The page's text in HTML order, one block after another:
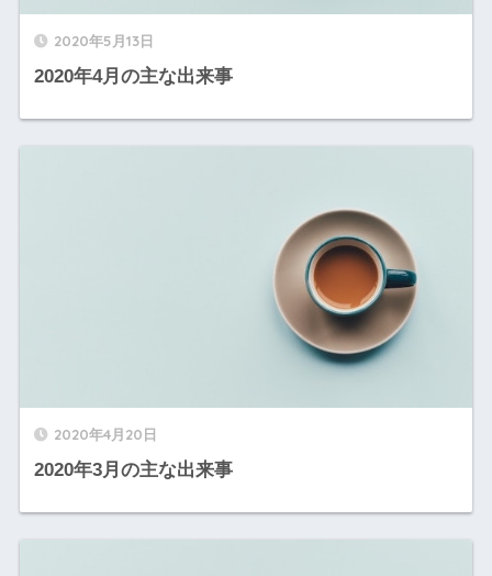
2020年5月13日
2020年4月の主な出来事
2020年4月20日
2020年3月の主な出来事